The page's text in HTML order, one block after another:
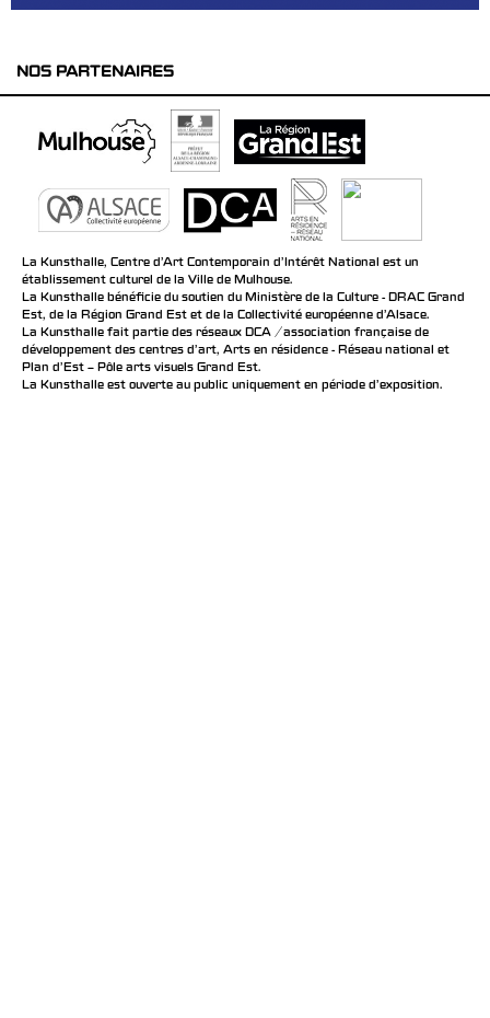
NOS PARTENAIRES
La Kunsthalle, Centre d’Art Contemporain d’Intérêt National est un
établissement culturel de la Ville de Mulhouse.
La Kunsthalle bénéficie du soutien du Ministère de la Culture - DRAC Grand
Est, de la Région Grand Est et de la Collectivité européenne d’Alsace.
La Kunsthalle fait partie des réseaux DCA / association française de
développement des centres d'art, Arts en résidence - Réseau national et
Plan d’Est – Pôle arts visuels Grand Est.
La Kunsthalle est ouverte au public uniquement en période d'exposition.